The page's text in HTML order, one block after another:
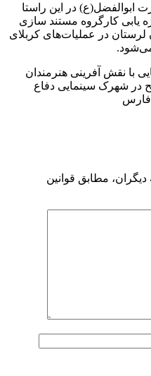
ابوالفضل(ع) در این راستا
یابی کارگروه مستند سازی
در عملیات‌های کربلای
با نقش آفرینی هنرمندان
در شهرک سینمایی دفاع
فارس
ديگران، مطابق قوانين